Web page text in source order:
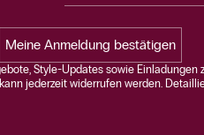
Meine Anmeldung bestätigen
Style-Updates sowie Einladungen
jederzeit widerrufen werden.